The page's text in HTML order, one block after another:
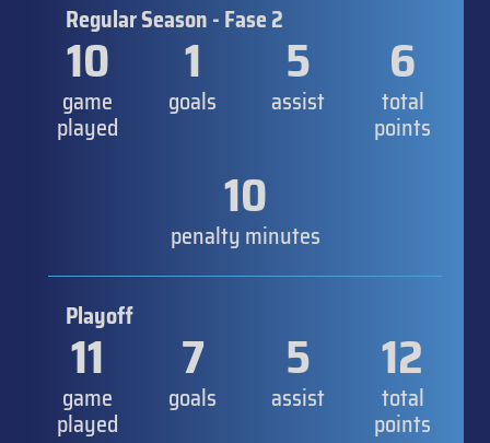
Regular Season - Fase 2
10
game
played
1
goals
5
assist
6
total
points
10
penalty minutes
Playoff
11
game
played
7
goals
5
assist
12
total
points